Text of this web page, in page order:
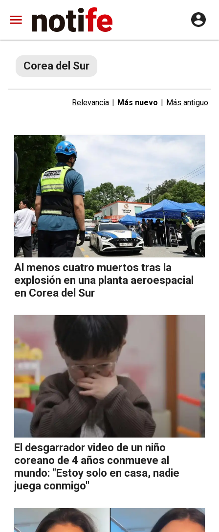
Corea del Sur
Relevancia | Más nuevo | Más antiguo
Al menos cuatro muertos tras la
explosión en una planta aeroespacial
en Corea del Sur
El desgarrador video de un niño
coreano de 4 años conmueve al
mundo: "Estoy solo en casa, nadie
juega conmigo"